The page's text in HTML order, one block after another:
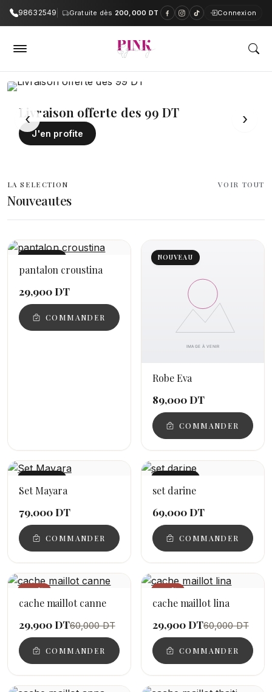
98632549 Gratuite dès 200,000 DT Connexion
PinkAndGrey — Boutique en
Livraison offerte des 99 DT
J'en profite
‹ ›
LA SELECTION
Nouveautes
VOIR TOUT
NOUVEAU
pantalon croustina
29,900 DT
COMMANDER
NOUVEAU
Robe Eva
89,000 DT
COMMANDER
NOUVEAU
Set Mayara
79,000 DT
COMMANDER
NOUVEAU
set darine
69,000 DT
COMMANDER
−50%
cache maillot canne
29,900 DT60,000 DT
COMMANDER
−50%
cache maillot lina
29,900 DT60,000 DT
COMMANDER